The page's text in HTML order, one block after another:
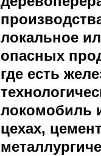
локальное
опасных
где есть
локомобиль
цехах,